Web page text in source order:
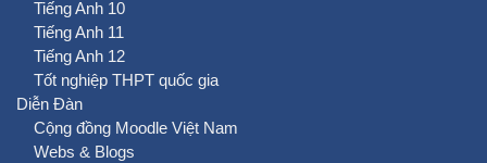
Tiếng Anh 10
Tiếng Anh 11
Tiếng Anh 12
Tốt nghiệp THPT quốc gia
Diễn Đàn
Cộng đồng Moodle Việt Nam
Webs & Blogs